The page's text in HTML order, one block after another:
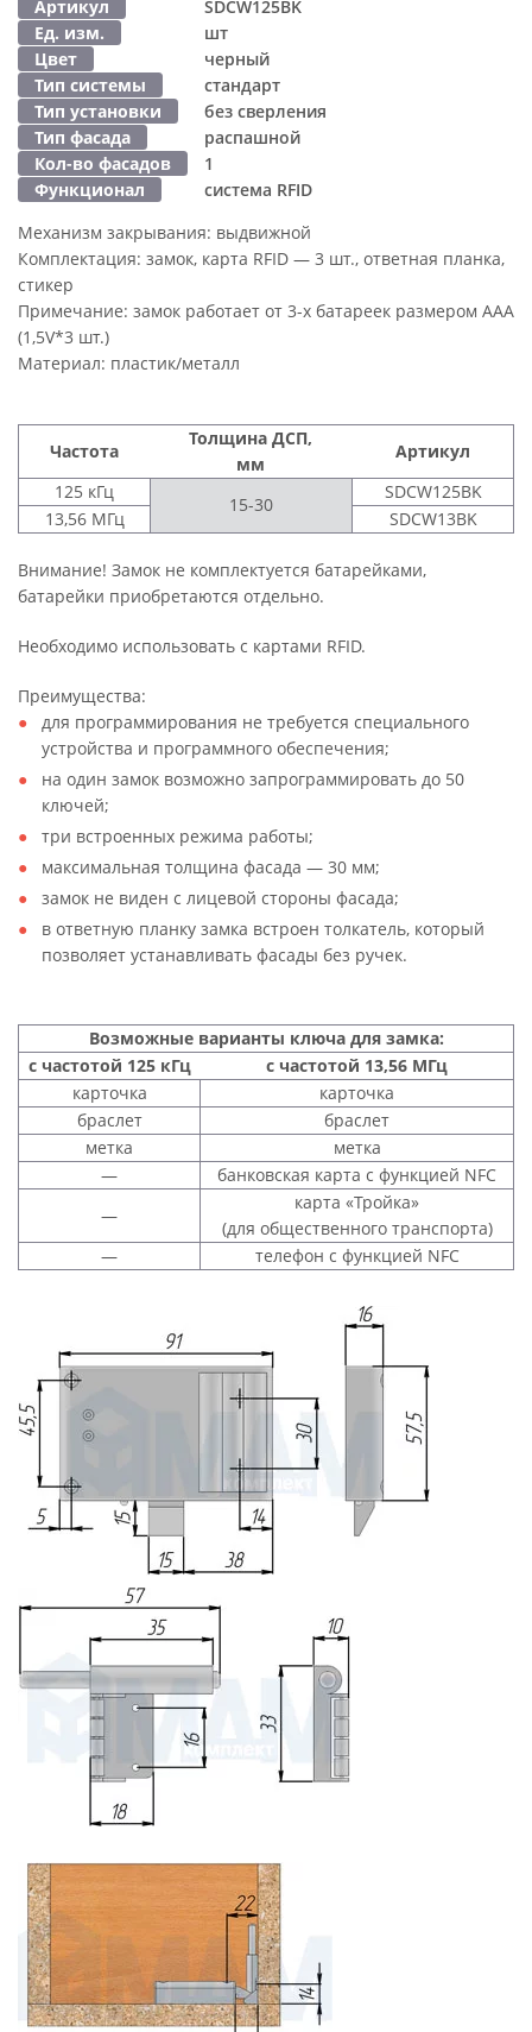
Артикул
SDCW125BK
Ед. изм.
шт
Цвет
черный
Тип системы
стандарт
Тип установки
без сверления
Тип фасада
распашной
Кол-во фасадов
1
Функционал
система RFID
Механизм закрывания: выдвижной
Комплектация: замок, карта RFID — 3 шт., ответная планка,
стикер
Примечание: замок работает от 3-х батареек размером ААА
(1,5V*3 шт.)
Материал: пластик/металл
Частота
Толщина ДСП,
мм
Артикул
125 кГц
15-30
SDCW125BK
13,56 МГц
SDCW13BK
Внимание! Замок не комплектуется батарейками,
батарейки приобретаются отдельно.
Необходимо использовать с картами RFID.
Преимущества:
для программирования не требуется специального
устройства и программного обеспечения;
на один замок возможно запрограммировать до 50
ключей;
три встроенных режима работы;
максимальная толщина фасада — 30 мм;
замок не виден с лицевой стороны фасада;
в ответную планку замка встроен толкатель, который
позволяет устанавливать фасады без ручек.
Возможные варианты ключа для замка:
с частотой 125 кГц
с частотой 13,56 МГц
карточка
карточка
браслет
браслет
метка
метка
—
банковская карта с функцией NFC
—
карта «Тройка»
(для общественного транспорта)
—
телефон с функцией NFC